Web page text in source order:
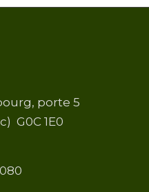
porte 5
G0C 1E0